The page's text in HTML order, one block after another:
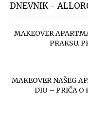
DNEVNIK -
MAKEOVER
PRAKSU.
MAKEOVER NAŠEG
DIO – PRIČA O